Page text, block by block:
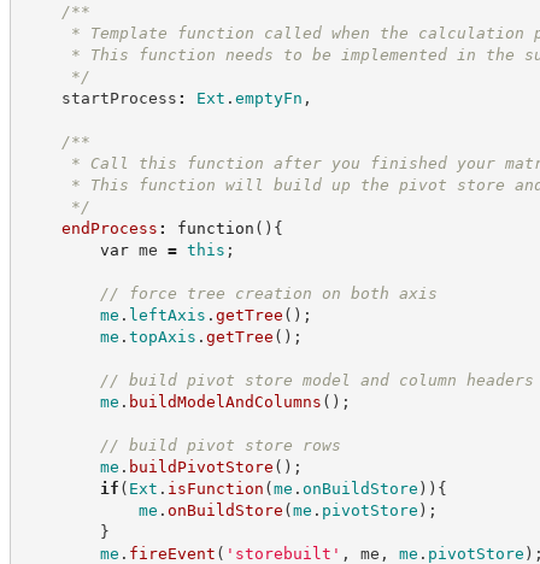
/**
* Template function called when the calculation
* This function needs to be implemented in the
*/
startProcess : Ext . emptyFn ,
/**
* Call this function after you finished your
* This function will build up the pivot store and
*/
endProcess : function ( ) {
var me = this ;
// force tree creation on both axis
me . leftAxis . getTree ( ) ;
me . topAxis . getTree ( ) ;
// build pivot store model and column headers
me . buildModelAndColumns ( ) ;
// build pivot store rows
me . buildPivotStore ( ) ;
if ( Ext . isFunction (me . onBuildStore ) ) {
me . onBuildStore (me . pivotStore ) ;
}
me . fireEvent ( ' storebuilt ' , me , me . pivotStore )